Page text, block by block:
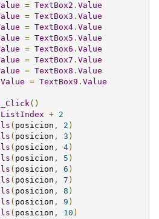
= TextBox2 .Value
= TextBox3 .Value
= TextBox4 .Value
= TextBox5 .Value
= TextBox6 .Value
= TextBox7 .Value
= TextBox8 .Value
Value = TextBox9 .Value
()
ListIndex + 2
( posicion , 2 )
( posicion , 3 )
( posicion , 4)
( posicion , 5 )
( posicion , 6 )
( posicion , 7 )
( posicion , 8 )
( posicion , 9 )
( posicion , 10 )